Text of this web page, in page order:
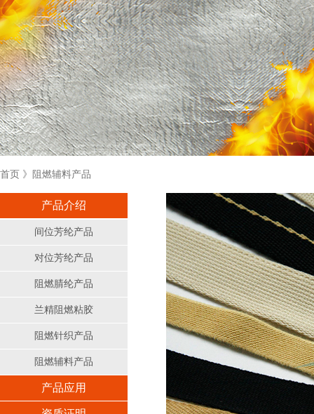
首页 》阻燃辅料产品
产品介绍
间位芳纶产品
对位芳纶产品
阻燃腈纶产品
兰精阻燃粘胶
阻燃针织产品
阻燃辅料产品
产品应用